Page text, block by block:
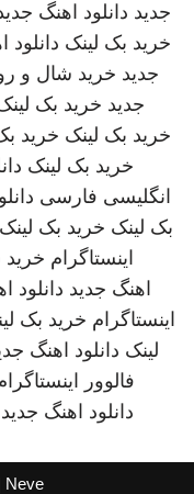
جدید دانلود اهنگ
خرید بک لینک دانلود
جدید خرید شال و
جدید خرید بک
خرید بک لینک خرید
خرید بک لینک
انگلیسی فارسی
بک لینک خرید بک لینک
اینستاگرام
اهنگ جدید دانلود
اینستاگرام خرید بک
لینک دانلود اهنگ
فالوور
دانلود اهنگ جدید
Neve